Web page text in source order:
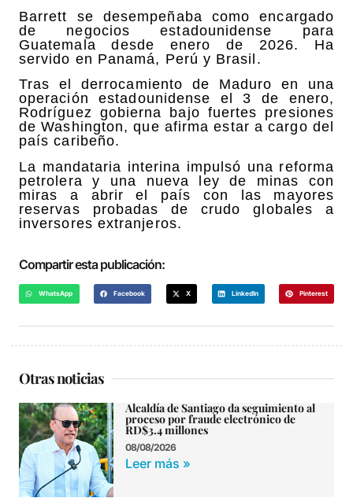
Barrett se desempeñaba como encargado
de negocios estadounidense para
Guatemala desde enero de 2026. Ha
servido en Panamá, Perú y Brasil.
Tras el derrocamiento de Maduro en una
operación estadounidense el 3 de enero,
Rodríguez gobierna bajo fuertes presiones
de Washington, que afirma estar a cargo del
país caribeño.
La mandataria interina impulsó una reforma
petrolera y una nueva ley de minas con
miras a abrir el país con las mayores
reservas probadas de crudo globales a
inversores extranjeros.
Compartir esta publicación:
WhatsApp Facebook X LinkedIn Pinterest
Otras noticias
Alcaldía de Santiago da seguimiento al
proceso por fraude electrónico de
RD$3.4 millones
08/08/2026
Leer más »